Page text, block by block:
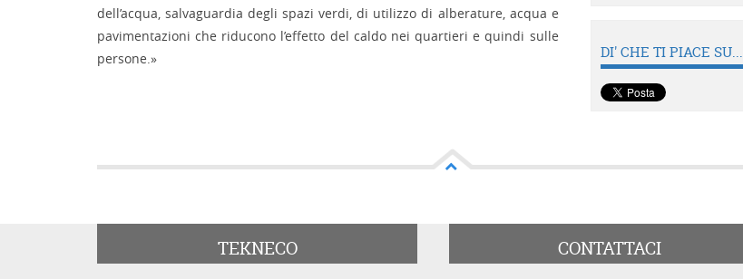
dell’acqua, salvaguardia degli spazi verdi, di utilizzo di alberature, acqua e
pavimentazioni che riducono l’effetto del caldo nei quartieri e quindi sulle
persone.»
DI' CHE TI PIACE SU...
TEKNECO CONTATTACI